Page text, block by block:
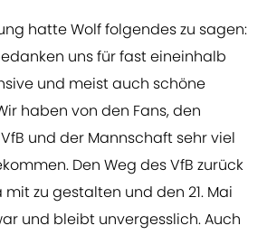
hatte Wolf folgendes zu sagen:
uns für fast eineinhalb
und meist auch schöne
haben von den Fans, den
und der Mannschaft sehr viel
Den Weg des VfB zurück
zu gestalten und den 21. Mai
und bleibt unvergesslich. Auch